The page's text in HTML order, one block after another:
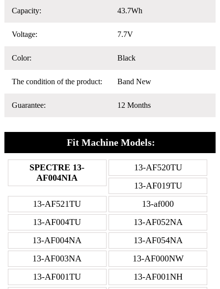
Capacity: 43.7Wh
Voltage: 7.7V
Color: Black
The condition of the product: Band New
Guarantee: 12 Months
Fit Machine Models:
SPECTRE 13-
AF004NIA
13-AF520TU
13-AF019TU
13-AF521TU
13-af000
13-AF004TU
13-AF052NA
13-AF004NA
13-AF054NA
13-AF003NA
13-AF000NW
13-AF001TU
13-AF001NH